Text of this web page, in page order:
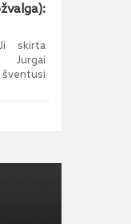
skirta
Jurgai